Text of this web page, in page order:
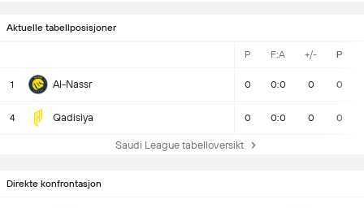
Aktuelle tabellposisjoner
P F:A +/- P
1 Al-Nassr 0 0:0 0 0
4 Qadisiya 0 0:0 0 0
Saudi League tabelloversikt
Direkte konfrontasjon